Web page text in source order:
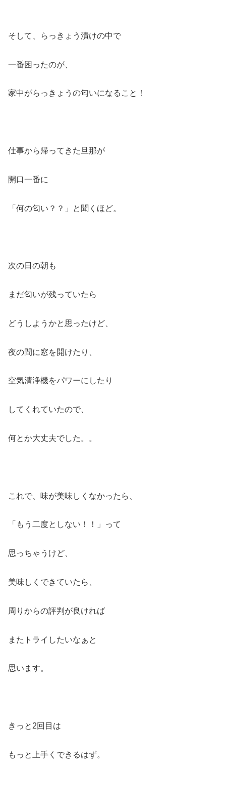
そして、らっきょう漬けの中で
一番困ったのが、
家中がらっきょうの匂いになること！
仕事から帰ってきた旦那が
開口一番に
「何の匂い？？」と聞くほど。
次の日の朝も
まだ匂いが残っていたら
どうしようかと思ったけど、
夜の間に窓を開けたり、
空気清浄機をパワーにしたり
してくれていたので、
何とか大丈夫でした。。
これで、味が美味しくなかったら、
「もう二度としない！！」って
思っちゃうけど、
美味しくできていたら、
周りからの評判が良ければ
またトライしたいなぁと
思います。
きっと2回目は
もっと上手くできるはず。